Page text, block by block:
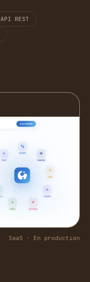
API REST
SaaS · En production